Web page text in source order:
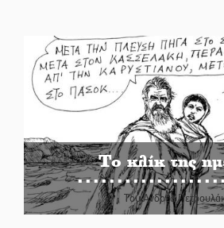
Το κλίκ της
Του Ανδρέα